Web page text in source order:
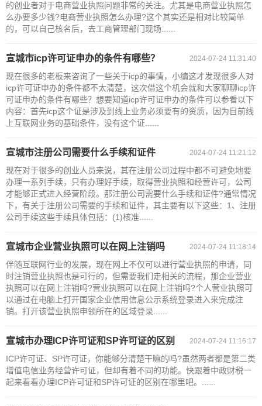
的创业者对于电商营业执照问题非常的关注。尤其是电商营业执照怎
么办要多少钱?电商营业执照怎么办理?这个其实还是相对比较简单
的，可以自己核名后，去工商管理部门现场......
2024-07-24 11:31:40
宣城市icp许可证申办的条件有哪些？
现在很多的老板来咨询了一些关于icp的事情，小编这才发现很多人对
icp许可证申办的条件都不太清楚，这次借这个机会就和大家聊聊icp许
可证申办的条件有哪些？想要知道icp许可证申办的条件可以参看以下
内容：首先icp这个证是涉及到线上业务必须要有的资质，因为目前线
上互联网业务的基础条件，没有这个证......
2024-07-24 11:21:12
宣城市注册公司需要什么手续和证件
现在对于很多的创业人员来说，其在注册公司过程中都不可避免地要
办理一系列手续，只有办理好手续，取得营业执照和经营许可，公司
才能够正式进入经营阶段。那注册公司需要什么手续和证件?通常情况
下，有关于注册公司需要的手续和证件，其主要有以下这些：1、注册
公司手续这些手续具体包括：(1)核准......
2024-07-24 11:18:14
宣城市企业营业执照可以在网上注销吗
伴随互联网行业的发展，现在网上不仅可以进行营业执照的申请，同
时注销营业执照也是可行的，但需要我们走相关的流程，那企业营业
执照可以在网上注销吗?营业执照可以在网上注销吗?个人营业执照可
以通过在电脑上打开国家企业信用信息公示系统登录进入来完成注
销。打开该营业执照申领所在的区域登录......
2024-07-24 11:16:17
宣城市办理ICP许可证和SP许可证的区别
ICP许可证、SP许可证，你能够分清楚干嘛的吗?虽然两者都是第二类
增值电信业务经营许可证，但却有着不同的功能。快跟着中政财税一
起来看看办理ICP许可证和SP许可证的区别在哪里吧。......